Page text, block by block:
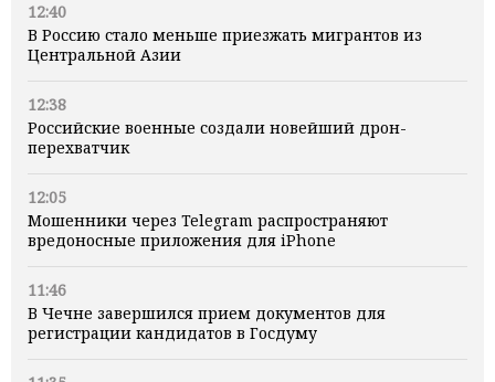
12:40
В Россию стало меньше приезжать мигрантов из
Центральной Азии
12:38
Российские военные создали новейший дрон-
перехватчик
12:05
Мошенники через Telegram распространяют
вредоносные приложения для iPhone
11:46
В Чечне завершился прием документов для
регистрации кандидатов в Госдуму